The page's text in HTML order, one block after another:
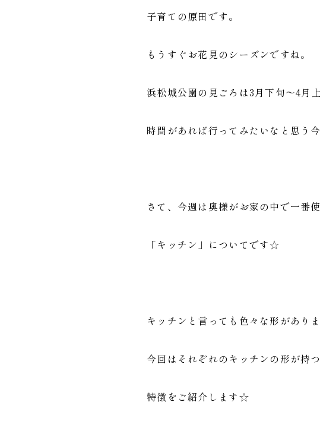
子育ての原田です。
もうすぐお花見のシーズンですね。
浜松城公園の見ごろは3月下旬～4月
時間があれば行ってみたいなと思
さて、今週は奥様がお家の中で一番使
「キッチン」についてです☆
キッチンと言っても色々な形がありま
今回はそれぞれのキッチンの形が持つ
特徴をご紹介します☆